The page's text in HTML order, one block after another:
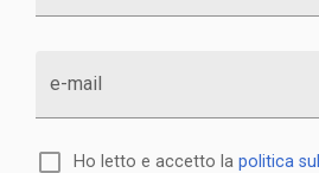
e-mail
Ho letto e accetto la politica